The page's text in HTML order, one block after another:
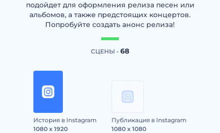
подойдет для оформления релиза песен или
альбомов, а также предстоящих концертов.
Попробуйте создать анонс релиза!
СЦЕНЫ - 68
История в Instagram
1080 x 1920
Публикация в Instagram
1080 x 1080